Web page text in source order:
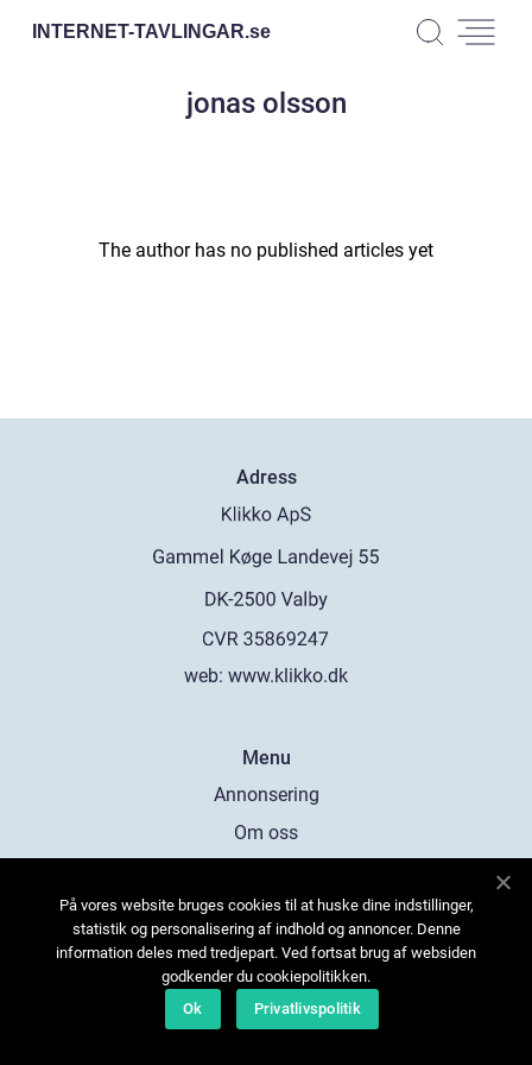
INTERNET-TAVLINGAR.se
jonas olsson
The author has no published articles yet
Adress
web: www.klikko.dk
Menu
Annonsering
Om oss
Kontakta oss
Sitemap
På vores website bruges cookies til at huske dine indstillinger,
statistik og personalisering af indhold og annoncer. Denne
information deles med tredjepart. Ved fortsat brug af websiden
godkender du cookiepolitikken.
Ok
Privatlivspolitik